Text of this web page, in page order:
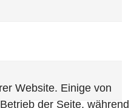
Website. Einige von
der Seite, während